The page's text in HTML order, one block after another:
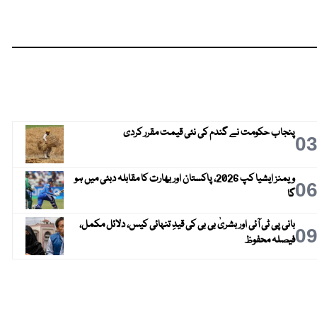
03پنجاب حکومت نے گندم کی نئی قیمت مقرر کردی
06
ویمنز ایشیا کپ 2026، پاکستان اور بھارت کا مقابلہ دبئی میں ہو
گا
09بانی پی ٹی آئی اور بشریٰ بی بی کی قیدِ تنہائی کیس، دلائل مکمل،
فیصلہ محفوظ